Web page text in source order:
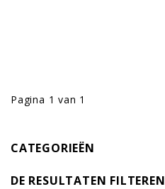
Pagina 1 van 1
CATEGORIEËN
DE RESULTATEN FILTEREN